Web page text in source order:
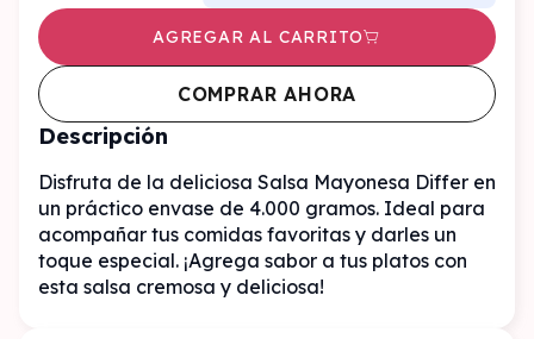
AGREGAR AL CARRITO
COMPRAR AHORA
Descripción
Disfruta de la deliciosa Salsa Mayonesa Differ en
un práctico envase de 4.000 gramos. Ideal para
acompañar tus comidas favoritas y darles un
toque especial. ¡Agrega sabor a tus platos con
esta salsa cremosa y deliciosa!